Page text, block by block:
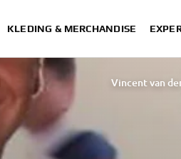
KLEDING & MERCHANDISE
Vincent van
Rasha